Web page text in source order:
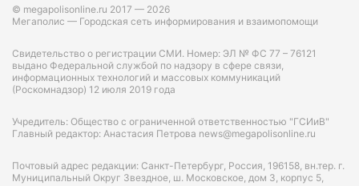
© megapolisonline.ru 2017 — 2026
Мегаполис — Городская сеть информирования и взаимопомощи
Свидетельство о регистрации СМИ. Номер: ЭЛ № ФС 77 – 76121
выдано Федеральной службой по надзору в сфере связи,
информационных технологий и массовых коммуникаций
(Роскомнадзор) 12 июля 2019 года
Учредитель: Общество с ограниченной ответственностью "ГСИиВ"
Главный редактор: Анастасия Петрова news@megapolisonline.ru
Почтовый адрес редакции: Санкт-Петербург, Россия, 196158, вн.тер. г.
Муниципальный Округ Звездное, ш. Московское, дом 3, корпус 5,